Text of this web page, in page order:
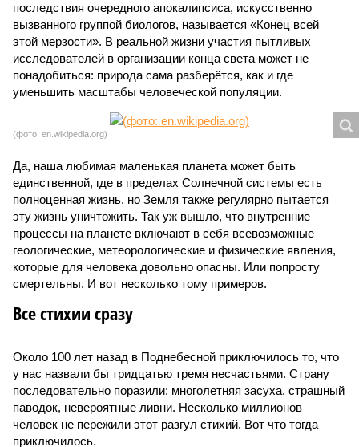
последствия очередного апокалипсиса, искусственно
вызванного группой биологов, называется «Конец всей
этой мерзости». В реальной жизни участия пытливых
исследователей в организации конца света может не
понадобиться: природа сама разберётся, как и где
уменьшить масштабы человеческой популяции.
(фото: en.wikipedia.org)
Да, наша любимая маленькая планета может быть
единственной, где в пределах Солнечной системы есть
полноценная жизнь, но Земля также регулярно пытается
эту жизнь уничтожить. Так уж вышло, что внутренние
процессы на планете включают в себя всевозможные
геологические, метеорологические и физические явления,
которые для человека довольно опасны. Или попросту
смертельны. И вот несколько тому примеров.
Все стихии сразу
Около 100 лет назад в Поднебесной приключилось то, что
у нас назвали бы тридцатью тремя несчастьями. Страну
последовательно поразили: многолетняя засуха, страшный
паводок, невероятные ливни. Несколько миллионов
человек не пережили этот разгул стихий. Вот что тогда
приключилось.